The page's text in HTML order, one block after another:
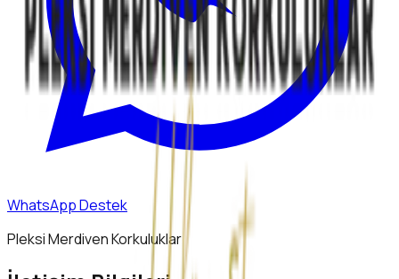
WhatsApp Destek
Pleksi Merdiven Korkuluklar